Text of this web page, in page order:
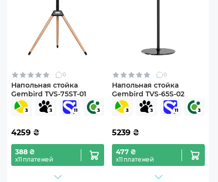
0
Напольная стойка
Gembird TVS-75ST-01
4259 ₴
388 ₴
х11 платежей
0
Напольная стойка
Gembird TVS-65S-02
5239 ₴
477 ₴
х11 платежей